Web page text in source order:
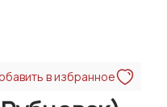
в избранное